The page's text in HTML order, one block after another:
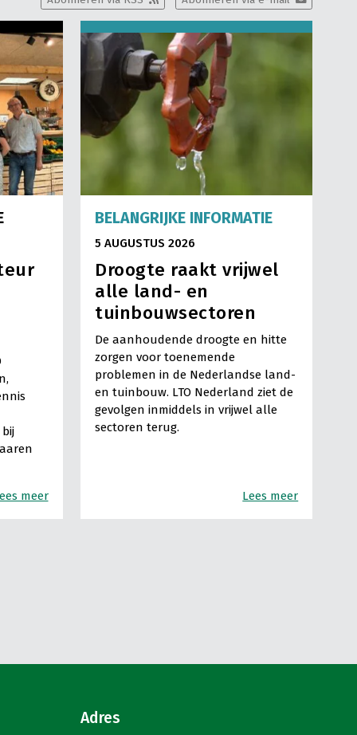
meer
BELANGRIJKE INFORMATIE
5 AUGUSTUS 2026
Droogte raakt vrijwel
alle land- en
tuinbouwsectoren
De aanhoudende droogte en hitte
zorgen voor toenemende
problemen in de Nederlandse land-
en tuinbouw. LTO Nederland ziet de
gevolgen inmiddels in vrijwel alle
sectoren terug.
Lees meer
Adres